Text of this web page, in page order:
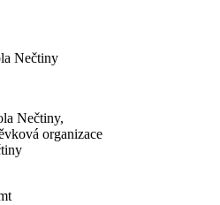
Nečtiny
Nečtiny,
organizace